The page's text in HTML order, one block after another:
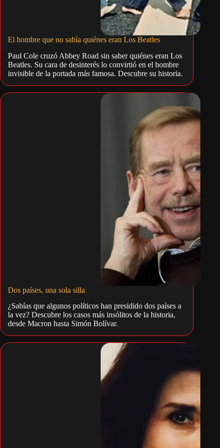
El hombre que no sabía quiénes eran Los Beatles
Paul Cole cruzó Abbey Road sin saber quiénes eran Los
Beatles. Su cara de desinterés lo convirtió en el hombre
invisible de la portada más famosa. Descubre su historia.
Dos países, una sola silla
¿Sabías que algunos políticos han presidido dos países a
la vez? Descubre los casos más insólitos de la historia,
desde Macron hasta Simón Bolívar.